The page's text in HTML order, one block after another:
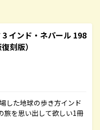
インド・ネパール 198
刻版）
した地球の歩き方インド
を思い出して欲しい1冊